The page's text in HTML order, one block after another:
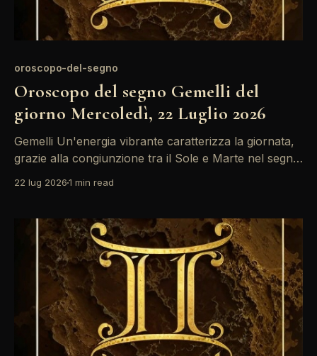
oroscopo-del-segno
Oroscopo del segno Gemelli del
giorno Mercoledì, 22 Luglio 2026
Gemelli Un'energia vibrante caratterizza la giornata,
grazie alla congiunzione tra il Sole e Marte nel segno
proprie idee e prendere decisioni audaci, soprattutto
creatività, ma fai attenzione a non trascurare
22 lug 20261 min read